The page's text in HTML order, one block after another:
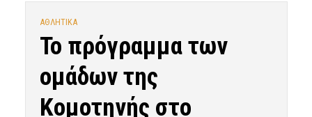
ΑΘΛΗΤΙΚΑ
Το πρόγραμμα των
ομάδων της
Κομοτηνής στο